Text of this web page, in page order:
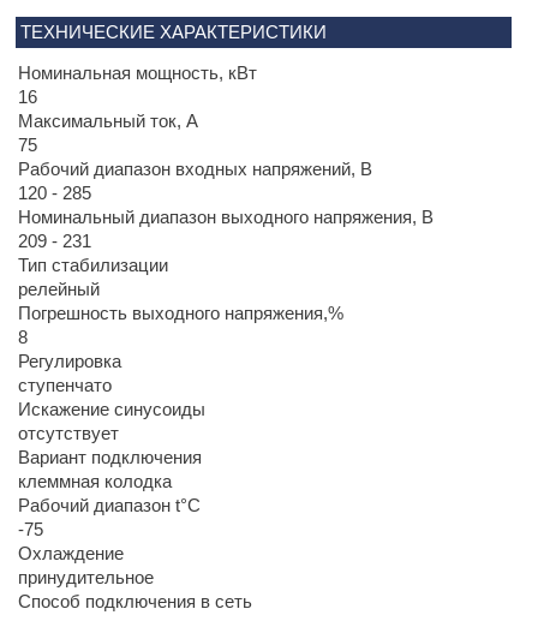
ТЕХНИЧЕСКИЕ ХАРАКТЕРИСТИКИ
Номинальная мощность, кВт
16
Максимальный ток, А
75
Рабочий диапазон входных напряжений, В
120 - 285
Номинальный диапазон выходного напряжения, В
209 - 231
Тип стабилизации
релейный
Погрешность выходного напряжения,%
8
Регулировка
ступенчато
Искажение синусоиды
отсутствует
Вариант подключения
клеммная колодка
Рабочий диапазон t°С
-75
Охлаждение
принудительное
Способ подключения в сеть